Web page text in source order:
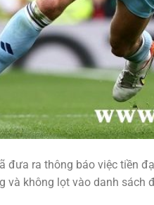
đưa ra thông báo việc tiền
không lọt vào danh sách